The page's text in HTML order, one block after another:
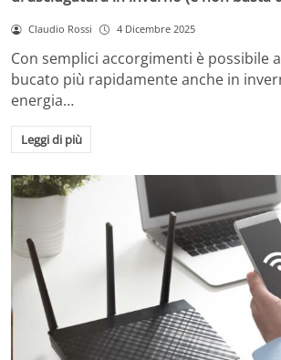
Claudio Rossi 4 Dicembre 2025
Con semplici accorgimenti è possibile
bucato più rapidamente anche in
energia…
Leggi di più